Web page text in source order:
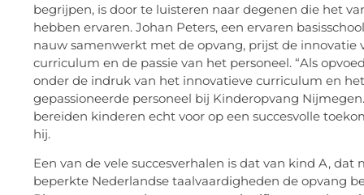
begrijpen, is door te luisteren naar degenen die het
hebben ervaren. Johan Peters, een ervaren
nauw samenwerkt met de opvang, prijst de innovatie
curriculum en de passie van het personeel. “Als
onder de indruk van het innovatieve curriculum en het
gepassioneerde personeel bij Kinderopvang
bereiden kinderen echt voor op een succesvolle
hij.
Een van de vele succesverhalen is dat van kind A, dat
beperkte Nederlandse taalvaardigheden de opvang